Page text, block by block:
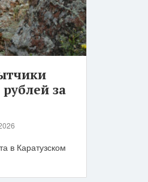
за
в Каратузском